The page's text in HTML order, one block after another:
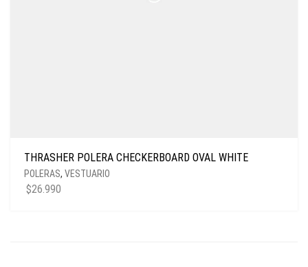
THRASHER POLERA CHECKERBOARD OVAL WHITE
POLERAS, VESTUARIO
$26.990